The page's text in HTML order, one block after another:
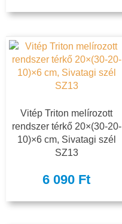
Vitép Triton melírozott
rendszer térkő 20×(30-20-
10)×6 cm, Sivatagi szél
SZ13
6 090 Ft